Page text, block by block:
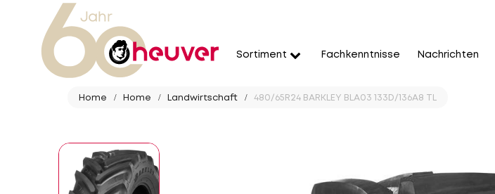
Sortiment Fachkenntnisse Nachrichten
Home Home Landwirtschaft 480/65R24 BARKLEY BLA03 133D/136A8 TL